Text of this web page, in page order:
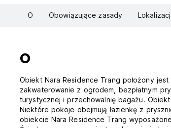
O Obowiązujące zasady
O
Obiekt Nara Residence Trang położony
zakwaterowanie z ogrodem, bezpłatnym
turystycznej i przechowalnię bagażu.
Niektóre pokoje obejmują łazienkę z
obiekcie Nara Residence Trang